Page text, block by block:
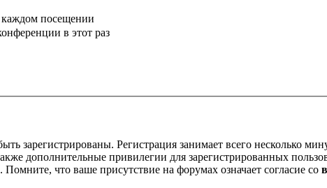
каждом посещении
в этот раз
зарегистрированы. Регистрация занимает всего несколько
дополнительные привилегии для зарегистрированных
что ваше присутствие на форумах означает согласие со